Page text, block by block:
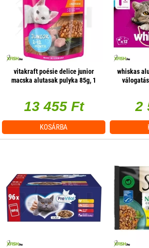
vitakraft poésie delice junior
macska alutasak pulyka 85g, 1
13 455 Ft
KOSÁRBA
whiskas
2